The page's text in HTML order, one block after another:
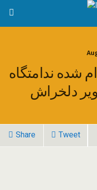
۱۲ اعدام شده ندامتگاه
دلخراش
Share Tweet